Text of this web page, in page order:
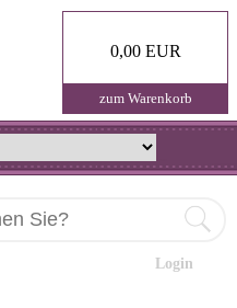
0,00 EUR
zum Warenkorb
Login